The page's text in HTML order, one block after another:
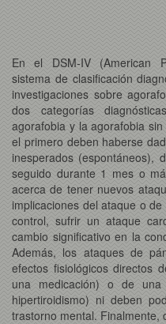
En el DSM-IV (American
sistema de clasificación
investigaciones sobre
dos categorías
agorafobia y la agorafobia
el primero deben haberse
inesperados
seguido durante 1 mes o
acerca de tener nuevos
implicaciones del ataque o
control, sufrir un ataque
cambio significativo en la
Además, los ataques de
efectos fisiológicos directos
una medicación) o de una
hipertiroidismo) ni deben
trastorno mental. Finalmente,